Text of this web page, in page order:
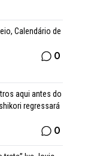
Calendário de
0
aqui antes do
regressará
0